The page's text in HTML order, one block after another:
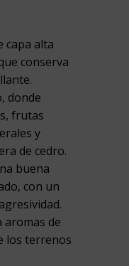
capa alta
conserva
donde
frutas
y
de cedro.
buena
con un
aromas de
los terrenos